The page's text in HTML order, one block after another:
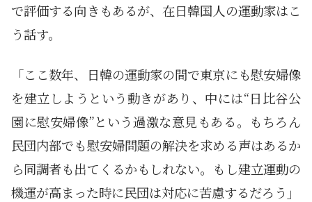
で評価する向きもあるが、在日韓国人の運動家はこ
う話す。
「ここ数年、日韓の運動家の間で東京にも慰安婦像
を建立しようという動きがあり、中には“日比谷公
園に慰安婦像”という過激な意見もある。もちろん
民団内部でも慰安婦問題の解決を求める声はあるか
ら同調者も出てくるかもしれない。もし建立運動の
機運が高まった時に民団は対応に苦慮するだろう」